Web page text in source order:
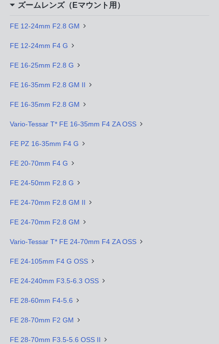
ズームレンズ（Eマウント用）
FE 12-24mm F2.8 GM
FE 12-24mm F4 G
FE 16-25mm F2.8 G
FE 16-35mm F2.8 GM II
FE 16-35mm F2.8 GM
Vario-Tessar T* FE 16-35mm F4 ZA OSS
FE PZ 16-35mm F4 G
FE 20-70mm F4 G
FE 24-50mm F2.8 G
FE 24-70mm F2.8 GM II
FE 24-70mm F2.8 GM
Vario-Tessar T* FE 24-70mm F4 ZA OSS
FE 24-105mm F4 G OSS
FE 24-240mm F3.5-6.3 OSS
FE 28-60mm F4-5.6
FE 28-70mm F2 GM
FE 28-70mm F3.5-5.6 OSS II